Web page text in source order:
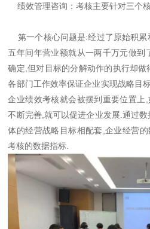
绩效管理咨询：考核主要针对三个
第一个核心问题是:经过了原始积累
五年间年营业额就从一两千万元做到
确定,但对目标的分解动作的执行却做
各部门工作效率保证企业实现战略目
企业绩效考核就会被摆到重要位置上
不断完善,就可以促进企业发展.通过
体的经营战略目标相配套,企业经营
考核的数据指标.